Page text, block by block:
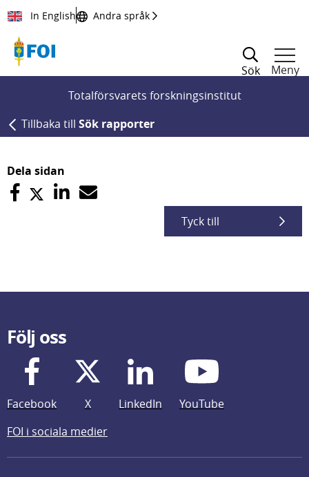
Till innehållet
In English Andra språk
Sök
Meny
Totalförsvarets forskningsinstitut
Tillbaka till Sök rapporter
Dela sidan
Tyck till
Följ oss
Facebook X LinkedIn
YouTube
FOI i sociala medier